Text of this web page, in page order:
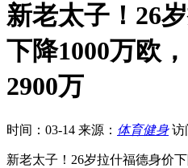
新老太子！26
下降1000万欧
2900万
时间：03-14 来源： 体育健身 访
新老太子！26岁拉什福德身价